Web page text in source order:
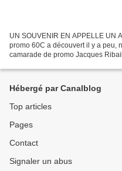
UN SOUVENIR EN APPELLE UN
promo 60C a découvert il y a peu,
camarade de promo Jacques
Hébergé par Canalblog
Top articles
Pages
Contact
Signaler un abus